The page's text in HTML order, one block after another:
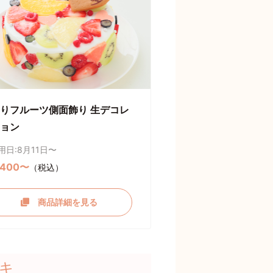
フルーツ側面飾り 生デコレ
ン
日:8月11日〜
〜（税込）
商品詳細を見る